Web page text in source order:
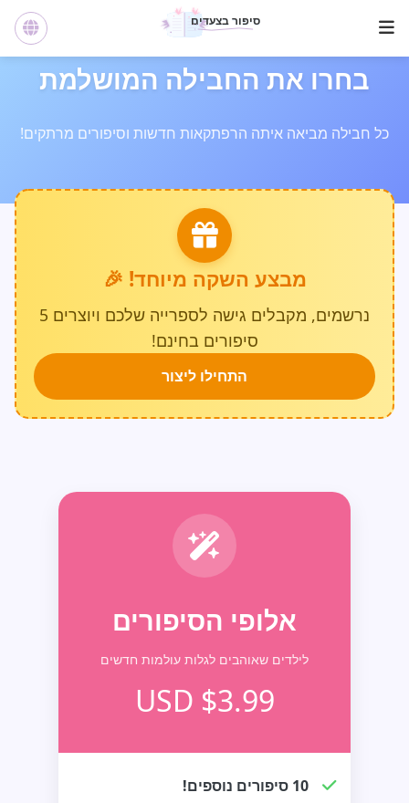
בחרו את החבילה המושלמת
כל חבילה מביאה איתה הרפתקאות חדשות וסיפורים מרתקים!
מבצע השקה מיוחד! 🎉
נרשמים, מקבלים גישה לספרייה שלכם ויוצרים 5
סיפורים בחינם!
התחילו ליצור
אלופי הסיפורים
לילדים שאוהבים לגלות עולמות חדשים
$3.99 USD
10 סיפורים נוספים!